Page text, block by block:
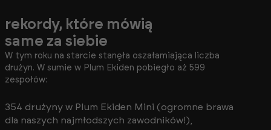
rekordy, które mówią
same za siebie
W tym roku na starcie stanęła oszałamiająca liczba
drużyn. W sumie w Plum Ekiden pobiegło aż 599
zespołów:
354 drużyny w Plum Ekiden Mini (ogromne brawa
dla naszych najmłodszych zawodników!),